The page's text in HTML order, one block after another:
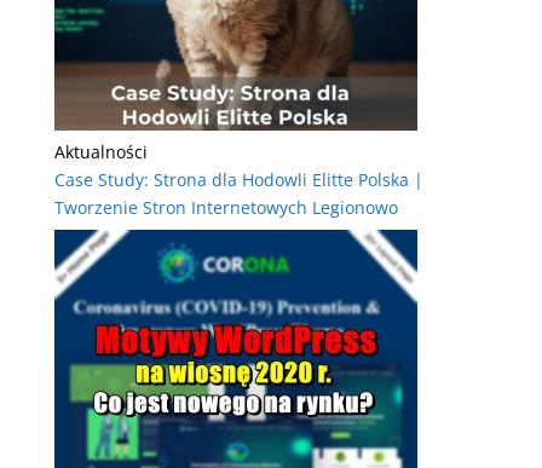
Aktualności
Case Study: Strona dla Hodowli Elitte Polska |
Tworzenie Stron Internetowych Legionowo